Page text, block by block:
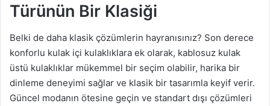
Türünün Bir Klasiği
Belki de daha klasik çözümlerin hayranısınız? Son derece
konforlu kulak içi kulaklıklara ek olarak, kablosuz kulak
üstü kulaklıklar mükemmel bir seçim olabilir, harika bir
dinleme deneyimi sağlar ve klasik bir tasarımla keyif verir.
Güncel modanın ötesine geçin ve standart dışı çözümleri